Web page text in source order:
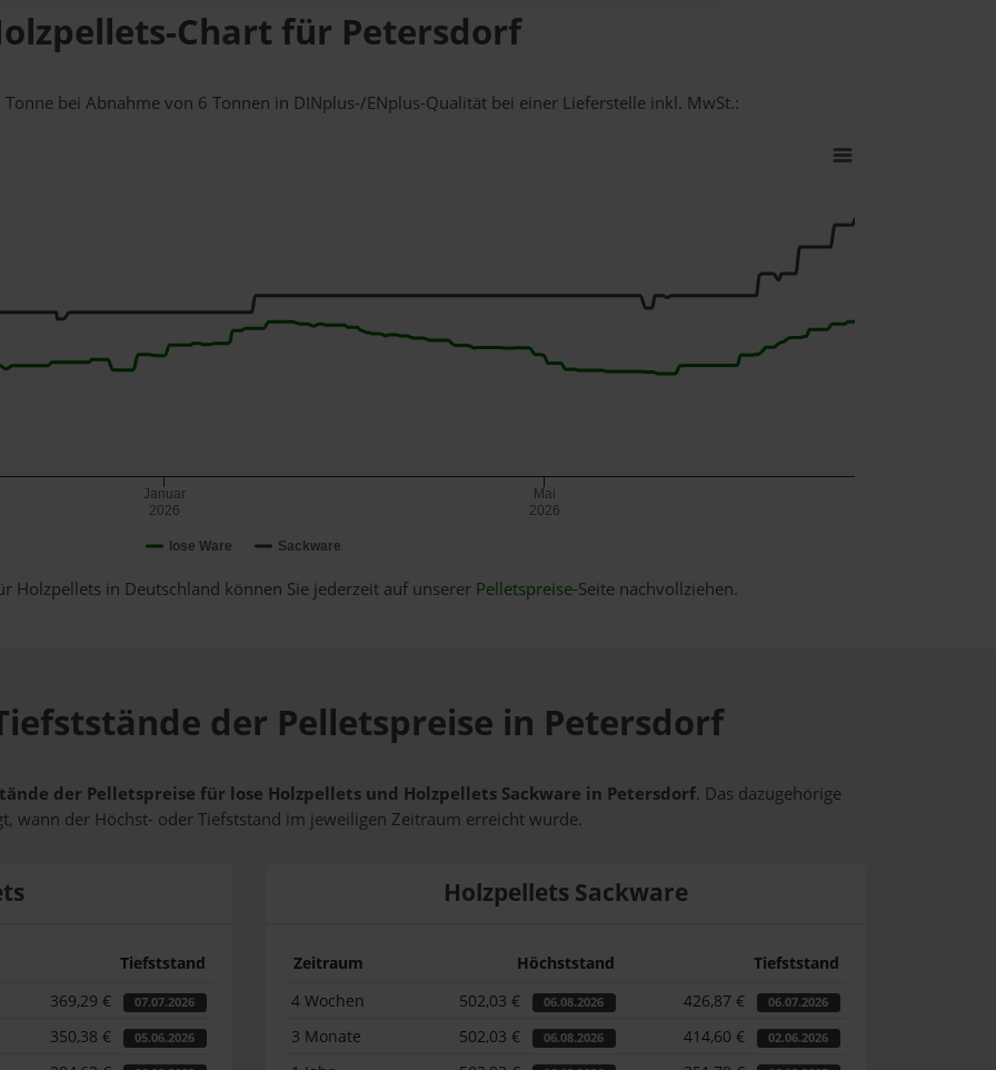
Chart für Petersdorf
bei Abnahmevon 6 Tonnen in DINplus-/ENplus-Qualität bei einer Lieferstelle inkl. MwSt.:
lose Ware Sackware
Januar
2026
Mai
2026
Holzpellets in Deutschland können Sie jederzeit auf unserer Pelletspreise-Seite nachvollziehen.
der Pelletspreise in Petersdorf
der Pelletspreise für lose Holzpellets und Holzpellets Sackware in Petersdorf. Das dazugehörige
wann der Höchst- oder Tiefststand im jeweiligen Zeitraum erreicht wurde.
Tiefststand
369,29 € 07.07.2026
350,38 € 05.06.2026
Holzpellets Sackware
Zeitraum Höchststand
Tiefststand
4 Wochen
502,03 € 06.08.2026 426,87 € 06.07.2026
3 Monate 502,03 € 06.08.2026 414,60 € 02.06.2026